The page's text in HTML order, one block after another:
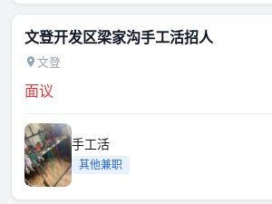
文登开发区梁家沟手工活招人
文登
面议
手工活
其他兼职